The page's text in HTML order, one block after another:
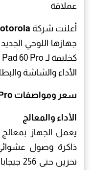
عملاقة
أعلنت شركة
جهازها اللوحي الجديد
الأداء والشاشة
سعر ومواصفات
الأداء والمعالج
يعمل الجهاز بمعالج
تخزين حتى 256 جيجابايت. ويعمل بنظام